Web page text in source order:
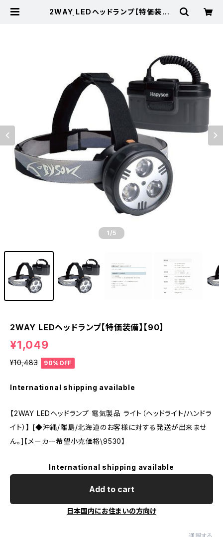
2WAY LEDヘッドランプ【特価装備】
1 /5
2WAY LEDヘッドランプ【特価装備】【90】
¥1,049
¥10,483 90%OFF
International shipping available
【2WAY LEDヘッドランプ 電気製品 ライト（ヘッドライト/ハンドラ
イト）】 [◆沖縄/離島/北海道のお客様に対する発送が出来ませ
ん。]【メーカー希望小売価格\9530】
International shipping available
Add to cart
日本国内にお住まいの方向け